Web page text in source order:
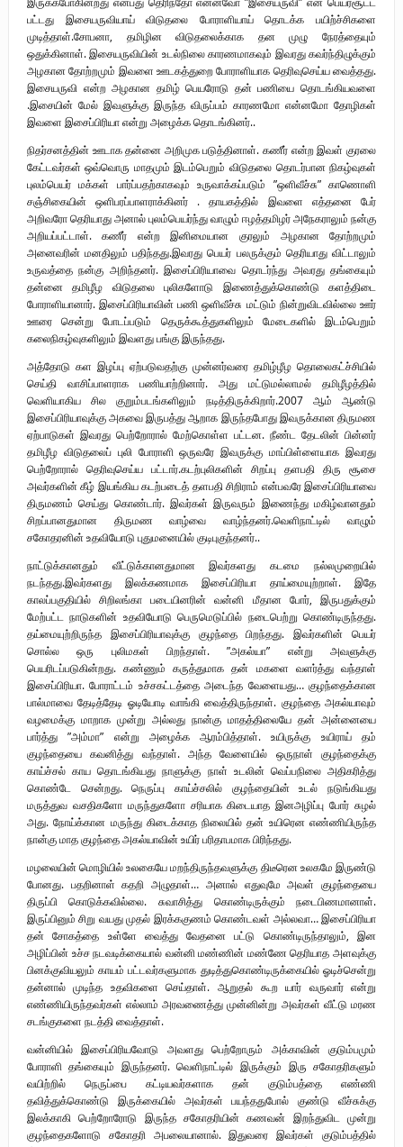
பட்டது இசையருவியாய் விடுதலை போராளியாய் தொடக்க பயிற்ச்சிகளை
முடித்தாள்.சோபனா, தமிழின விடுதலைக்காக தன முழு நேரத்தையும்
ஒதுக்கினாள். இசையருவியின் உடல்நிலை காரணமாகவும் இவரது கவர்ந்திழுக்கும்
அழகான தோற்றமும் இவளை ஊடகத்துறை போராளியாக தெரிவுசெய்ய வைத்தது.
இசையருவி என்ற அழகான தமிழ் பெயரோடு தன் பணியை தொடங்கியவளை
.இசையின் மேல் இவளுக்கு இருந்த விருப்பம் காரணமோ என்னமோ தோழிகள்
இவளை இசைப்பிரியா என்று அழைக்க தொடங்கினர்..
நிதர்சனத்தின் ஊடாக தன்னை அறிமுக படுத்தினாள். கணீர் என்ற இவள் குரலை
கேட்டவர்கள் ஒவ்வொரு மாதமும் இடம்பெறும் விடுதலை தொடர்பான நிகழ்வுகள்
புலம்பெயர் மக்கள் பார்ப்பதற்காகவும் உருவாக்கப்படும் ”ஒளிவீச்சு” காணொளி
சஞ்சிகையின் ஒளிபரப்பாளராக்கினர் . தாயகத்தில் இவளை எத்தனை பேர்
அறிவரோ தெரியாது அனால் புலம்பெயர்ந்து வாழும் ஈழத்தமிழர் அநேகராலும் நன்கு
அறியப்பட்டாள். கணீர் என்ற இனிமையான குரலும் அழகான தோற்றமும்
அனைவரின் மனதிலும் பதிந்தது.இவரது பெயர் பலருக்கும் தெரியாது விட்டாலும்
உருவத்தை நன்கு அறிந்தனர். இசைப்பிரியாவை தொடர்ந்து அவரது தங்கையும்
தன்னை தமிழீழ விடுதலை புலிகளோடு இணைத்துக்கொண்டு களத்திடை
போராளியானார். இசைப்பிரியாவின் பணி ஒளிவீச்சு மட்டும் நின்றுவிடவில்லை ஊர்
ஊரை சென்று போடப்படும் தெருக்கூத்துகளிலும் மேடைகளில் இடம்பெறும்
கலைநிகழ்வுகளிலும் இவளது பங்கு இருந்தது.
அத்தோடு கள இழப்பு ஏற்படுவதற்கு முன்னர்வரை தமிழ்ழீழ தொலைகட்ச்சியில்
செய்தி வாசிப்பாளராக பணியாற்றினார். அது மட்டுமல்லாமல் தமிழீழத்தில்
வெளியாகிய சில குறும்படங்களிலும் நடித்திருக்கிறார்.2007 ஆம் ஆண்டு
இசைப்பிரியாவுக்கு அகவை இருபத்து ஆறாக இருந்தபோது இவருக்கான திருமண
ஏற்பாடுகள் இவரது பெற்றோரால் மேற்கொள்ள பட்டன. நீண்ட தேடலின் பின்னர்
தமிழீழ விடுதலைப் புலி போராளி ஒருவரே இவருக்கு மாப்பிள்ளையாக இவரது
பெற்றோரால் தெரிவுசெய்ய பட்டார்.கடற்புலிகளின் சிறப்பு தளபதி திரு சூசை
அவர்களின் கீழ் இயங்கிய கடற்படைத் தளபதி சிறிராம் என்பவரே இசைப்பிரியாவை
திருமணம் செய்து கொண்டார். இவர்கள் இருவரும் இணைந்து மகிழ்வானதும்
சிறப்பானதுமான திருமண வாழ்வை வாழ்ந்தனர்.வெளிநாட்டில் வாழும்
சகோதரனின் உதவியோடு புதுமனையில் குடிபுகுந்தனர்..
நாட்டுக்கானதும் வீட்டுக்கானதுமான இவர்களது கடமை நல்லமுறையில்
நடந்தது.இவர்களது இலக்கணமாக இசைப்பிரியா தாய்மையுற்றாள். இதே
காலப்பகுதியில் சிறிலங்கா படையினரின் வன்னி மீதான போர், இருபதுக்கும்
மேற்பட்ட நாடுகளின் உதவியோடு பெருமெடுப்பில் நடைபெற்று கொண்டிருந்தது.
தய்மையுற்றிருந்த இசைப்பிரியாவுக்கு குழந்தை பிறந்தது. இவர்களின் பெயர்
சொல்ல ஒரு புலிமகள் பிறந்தாள். ”அகல்யா” என்று அவளுக்கு
பெயரிடப்படுகின்றது. கண்ணும் கருத்துமாக தன் மகளை வளர்த்து வந்தாள்
இசைப்பிரியா. போராட்டம் உச்சகட்டத்தை அடைந்த வேளையது… குழந்தைக்கான
பால்மாவை தேடித்தேடி ஓடியோடி வாங்கி வைத்திருந்தாள். குழந்தை அகல்யாவும்
வழமைக்கு மாறாக முன்று அல்லது நான்கு மாதத்திலையே தன் அன்னையை
பார்த்து ”அம்மா” என்று அழைக்க ஆரம்பித்தாள். உயிருக்கு உயிராய் தம்
குழந்தையை கவனித்து வந்தாள். அந்த வேளையில் ஒருநாள் குழந்தைக்கு
காய்ச்சல் காய தொடங்கியது நாளுக்கு நாள் உடலின் வெப்பநிலை அதிகரித்து
கொண்டே சென்றது. நெருப்பு காய்ச்சலில் குழந்தையின் உடல் நடுங்கியது
மருத்துவ வசதிகளோ மருந்துகளோ சரியாக கிடையாத இனஅழிப்பு போர் சுழல்
அது. நோய்க்கான மருந்து கிடைக்காத நிலையில் தன் உயிரென எண்ணியிருந்த
நான்கு மாத குழந்தை அகல்யாவின் உயிர் பரிதாபமாக பிரிந்தது.
மழலையின் மொழியில் உலகையே மறந்திருந்தவளுக்கு திடீரென உலகமே இருண்டு
போனது. பதறினாள் கதறி அழுதாள்… அனால் எதுவுமே அவள் குழந்தையை
திருப்பி கொடுக்கவில்லை. சுவாசித்து கொண்டிருக்கும் நடைபிணமானாள்.
இருப்பினும் சிறு வயது முதல் இரக்ககுணம் கொண்டவள் அல்லவா… இசைப்பிரியா
தன் சோகத்தை உள்ளே வைத்து வேதனை பட்டு கொண்டிருந்தாலும், இன
அழிப்பின் உச்ச நடவடிக்கையால் வன்னி மண்ணின் மண்ணே தெரியாத அளவுக்கு
பினக்குவியலும் காயம் பட்டவர்களுமாக துடித்துகொண்டிருக்கையில் ஓடிச்சென்று
தன்னால் முடிந்த உதவிகளை செய்தாள். ஆறுதல் கூற யார் வருவார் என்று
எண்ணியிருந்தவர்கள் எல்லாம் அரவணைத்து முன்னின்று அவர்கள் வீட்டு மரண
சடங்குகளை நடத்தி வைத்தாள்.
வன்னியில் இசைப்பிரியவோடு அவளது பெற்றோரும் அக்காவின் குடும்பமும்
போராளி தங்கையும் இருந்தனர். வெளிநாட்டில் இருக்கும் இரு சகோதரிகளும்
வயிற்றில் நெருப்பை கட்டியவர்களாக தன் குடும்பத்தை எண்ணி
தவித்துக்கொண்டு இருக்கையில் அவர்கள் பயந்ததுபோல் குண்டு வீச்சுக்கு
இலக்காகி பெற்றோரோடு இருந்த சகோதரியின் கணவன் இறந்துவிட முன்று
குழந்தைகளோடு சகோதரி அபலையானால். இதுவரை இவர்கள் குடும்பத்தில்